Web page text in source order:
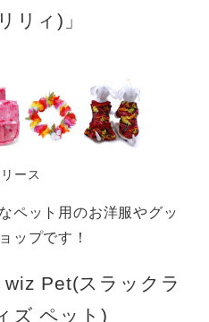
リィ)」
ース
ペット用のお洋服やグッ
ップです！
Pet(スラックラ
ズ ペット)